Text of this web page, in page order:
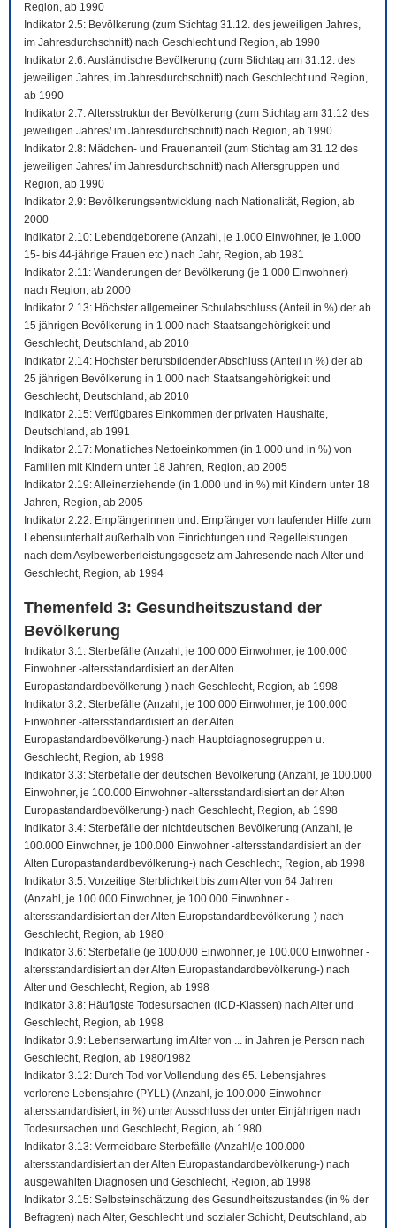
Region, ab 1990
Indikator 2.5: Bevölkerung (zum Stichtag 31.12. des jeweiligen Jahres,
im Jahresdurchschnitt) nach Geschlecht und Region, ab 1990
Indikator 2.6: Ausländische Bevölkerung (zum Stichtag am 31.12. des
jeweiligen Jahres, im Jahresdurchschnitt) nach Geschlecht und Region,
ab 1990
Indikator 2.7: Altersstruktur der Bevölkerung (zum Stichtag am 31.12 des
jeweiligen Jahres/ im Jahresdurchschnitt) nach Region, ab 1990
Indikator 2.8: Mädchen- und Frauenanteil (zum Stichtag am 31.12 des
jeweiligen Jahres/ im Jahresdurchschnitt) nach Altersgruppen und
Region, ab 1990
Indikator 2.9: Bevölkerungsentwicklung nach Nationalität, Region, ab
2000
Indikator 2.10: Lebendgeborene (Anzahl, je 1.000 Einwohner, je 1.000
15- bis 44-jährige Frauen etc.) nach Jahr, Region, ab 1981
Indikator 2.11: Wanderungen der Bevölkerung (je 1.000 Einwohner)
nach Region, ab 2000
Indikator 2.13: Höchster allgemeiner Schulabschluss (Anteil in %) der ab
15 jährigen Bevölkerung in 1.000 nach Staatsangehörigkeit und
Geschlecht, Deutschland, ab 2010
Indikator 2.14: Höchster berufsbildender Abschluss (Anteil in %) der ab
25 jährigen Bevölkerung in 1.000 nach Staatsangehörigkeit und
Geschlecht, Deutschland, ab 2010
Indikator 2.15: Verfügbares Einkommen der privaten Haushalte,
Deutschland, ab 1991
Indikator 2.17: Monatliches Nettoeinkommen (in 1.000 und in %) von
Familien mit Kindern unter 18 Jahren, Region, ab 2005
Indikator 2.19: Alleinerziehende (in 1.000 und in %) mit Kindern unter 18
Jahren, Region, ab 2005
Indikator 2.22: Empfängerinnen und. Empfänger von laufender Hilfe zum
Lebensunterhalt außerhalb von Einrichtungen und Regelleistungen
nach dem Asylbewerberleistungsgesetz am Jahresende nach Alter und
Geschlecht, Region, ab 1994
Themenfeld 3: Gesundheitszustand der
Bevölkerung
Indikator 3.1: Sterbefälle (Anzahl, je 100.000 Einwohner, je 100.000
Einwohner -altersstandardisiert an der Alten
Europastandardbevölkerung-) nach Geschlecht, Region, ab 1998
Indikator 3.2: Sterbefälle (Anzahl, je 100.000 Einwohner, je 100.000
Einwohner -altersstandardisiert an der Alten
Europastandardbevölkerung-) nach Hauptdiagnosegruppen u.
Geschlecht, Region, ab 1998
Indikator 3.3: Sterbefälle der deutschen Bevölkerung (Anzahl, je 100.000
Einwohner, je 100.000 Einwohner -altersstandardisiert an der Alten
Europastandardbevölkerung-) nach Geschlecht, Region, ab 1998
Indikator 3.4: Sterbefälle der nichtdeutschen Bevölkerung (Anzahl, je
100.000 Einwohner, je 100.000 Einwohner -altersstandardisiert an der
Alten Europastandardbevölkerung-) nach Geschlecht, Region, ab 1998
Indikator 3.5: Vorzeitige Sterblichkeit bis zum Alter von 64 Jahren
(Anzahl, je 100.000 Einwohner, je 100.000 Einwohner -
altersstandardisiert an der Alten Europstandardbevölkerung-) nach
Geschlecht, Region, ab 1980
Indikator 3.6: Sterbefälle (je 100.000 Einwohner, je 100.000 Einwohner -
altersstandardisiert an der Alten Europastandardbevölkerung-) nach
Alter und Geschlecht, Region, ab 1998
Indikator 3.8: Häufigste Todesursachen (ICD-Klassen) nach Alter und
Geschlecht, Region, ab 1998
Indikator 3.9: Lebenserwartung im Alter von ... in Jahren je Person nach
Geschlecht, Region, ab 1980/1982
Indikator 3.12: Durch Tod vor Vollendung des 65. Lebensjahres
verlorene Lebensjahre (PYLL) (Anzahl, je 100.000 Einwohner
altersstandardisiert, in %) unter Ausschluss der unter Einjährigen nach
Todesursachen und Geschlecht, Region, ab 1980
Indikator 3.13: Vermeidbare Sterbefälle (Anzahl/je 100.000 -
altersstandardisiert an der Alten Europastandardbevölkerung-) nach
ausgewählten Diagnosen und Geschlecht, Region, ab 1998
Indikator 3.15: Selbsteinschätzung des Gesundheitszustandes (in % der
Befragten) nach Alter, Geschlecht und sozialer Schicht, Deutschland, ab